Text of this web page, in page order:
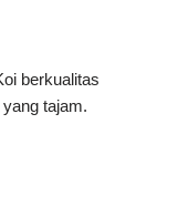
berkualitas
tajam.